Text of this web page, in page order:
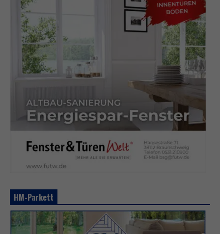
HM-Parkett